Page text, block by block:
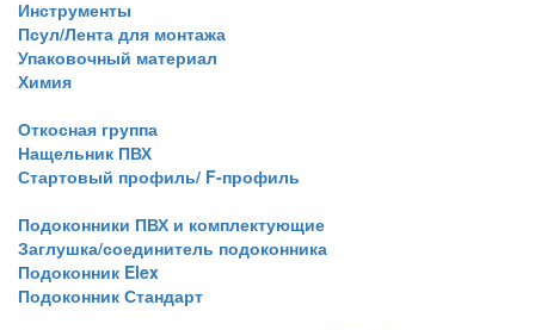
Инструменты
Псул/Лента для монтажа
Упаковочный материал
Химия
Откосная группа
Нащельник ПВХ
Стартовый профиль/ F-профиль
Подоконники ПВХ и комплектующие
Заглушка/соединитель подоконника
Подоконник Elex
Подоконник Стандарт